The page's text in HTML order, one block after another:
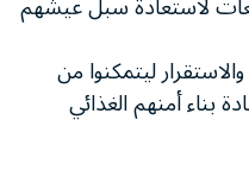
ليتمكنوا من
بناء أمنهم الغذائي